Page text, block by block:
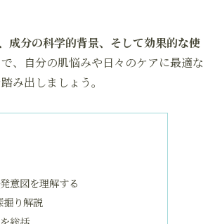
成分の科学的背景、そして効果的な使
、自分の肌悩みや日々のケアに最適な
み出しましょう。
意図を理解する
掘り解説